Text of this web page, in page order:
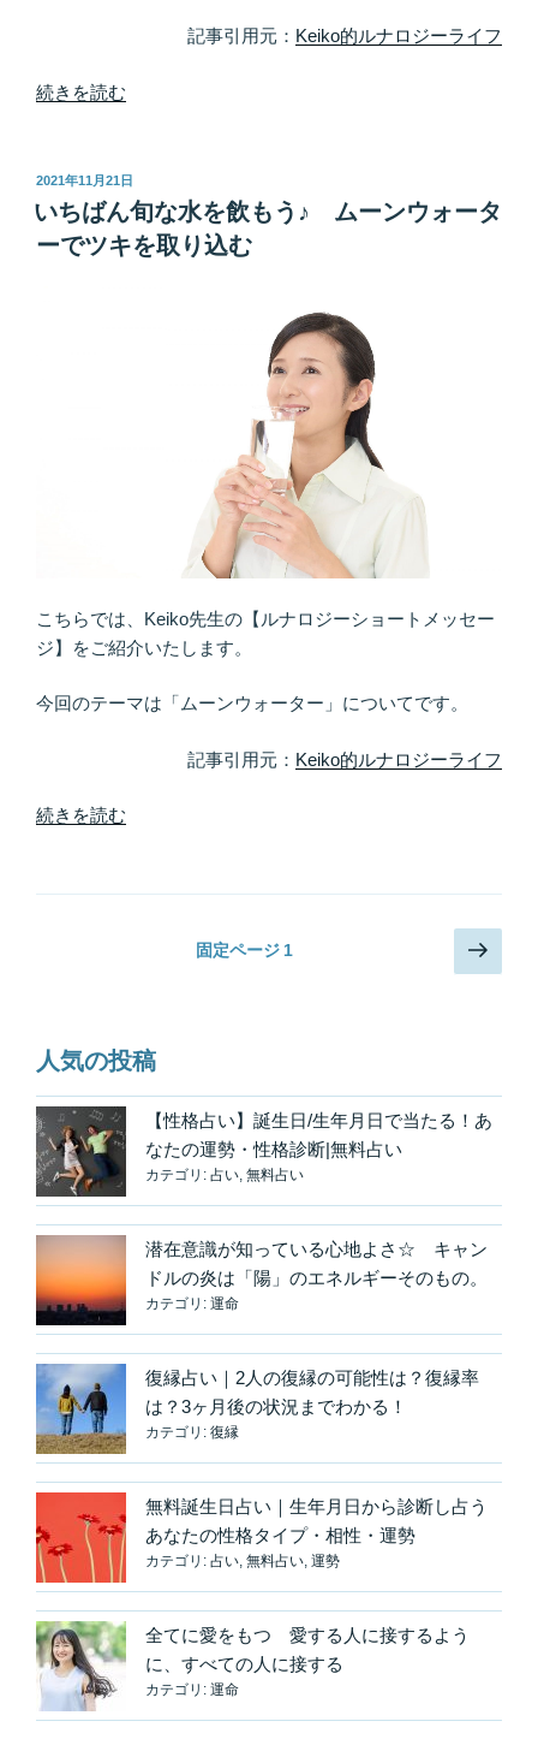
記事引用元： Keiko的ルナロジーライフ
“惑
れ
ず
に、
ー
を
い
の
続きを読む
投
稿
日:
2021年11月21日
いちばん旬な水を飲もう♪ ムーンウォータ
ーでツキを取り込む
こちらでは、Keiko先生の【ルナロジーショートメッセー
ジ】をご紹介いたします。
今回のテーマは「ムーンウォーター」についてです。
記事引用元： Keiko的ルナロジーライフ
“い
ん
飲
も
う
♪
ム
ー
ウ
ォ
ー
タ
ー
で
ツ
キ
を
り
込
む”
の
続きを読む
ペ
ー
ジ
送
り
固定ページ 1
次
の
人気の投稿
【性格占い】誕生日/生年月日で当たる！あ
なたの運勢・性格診断|無料占い
カテゴリ: 占い, 無料占い
潜在意識が知っている心地よさ☆ キャン
ドルの炎は「陽」のエネルギーそのもの。
カテゴリ: 運命
復縁占い｜2人の復縁の可能性は？復縁率
は？3ヶ月後の状況までわかる！
カテゴリ: 復縁
無料誕生日占い｜生年月日から診断し占う
あなたの性格タイプ・相性・運勢
カテゴリ: 占い, 無料占い, 運勢
全てに愛をもつ 愛する人に接するよう
に、すべての人に接する
カテゴリ: 運命